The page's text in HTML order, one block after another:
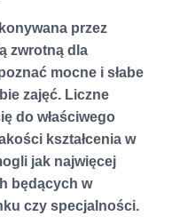
przez
zwrotną dla
mocne i słabe
zajęć. Liczne
do właściwego
kształcenia w
jak najwięcej
będących w
czy specjalności.